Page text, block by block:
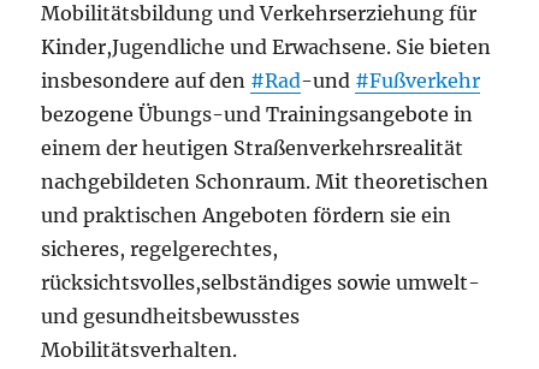
Mobilitätsbildung und Verkehrserziehung für
Kinder,Jugendliche und Erwachsene. Sie bieten
insbesondere auf den #Rad-und #Fußverkehr
bezogene Übungs-und Trainingsangebote in
einem der heutigen Straßenverkehrsrealität
nachgebildeten Schonraum. Mit theoretischen
und praktischen Angeboten fördern sie ein
sicheres, regelgerechtes,
rücksichtsvolles,selbständiges sowie umwelt-
und gesundheitsbewusstes
Mobilitätsverhalten.